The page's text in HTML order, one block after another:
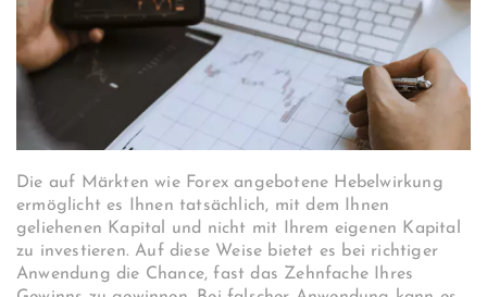
Die auf Märkten wie Forex angebotene Hebelwirkung
ermöglicht es Ihnen tatsächlich, mit dem Ihnen
geliehenen Kapital und nicht mit Ihrem eigenen Kapital
zu investieren. Auf diese Weise bietet es bei richtiger
Anwendung die Chance, fast das Zehnfache Ihres